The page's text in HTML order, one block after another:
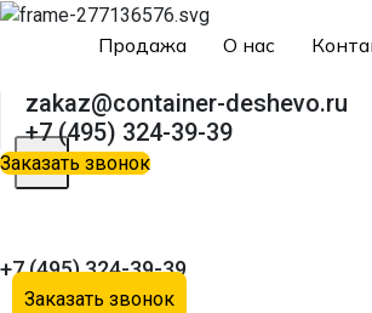
Продажа О нас
X
zakaz@container-deshevo.ru
+7 (495) 324-39-39
Заказать звонок
+7 (495) 324-39-39
Заказать звонок